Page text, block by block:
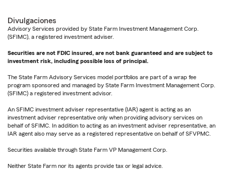
Divulgaciones
Advisory Services provided by State Farm Investment Management Corp.
(SFIMC), a registered investment adviser.
Securities are not FDIC insured, are not bank guaranteed and are subject to
investment risk, including possible loss of principal.
The State Farm Advisory Services model portfolios are part of a wrap fee
program sponsored and managed by State Farm Investment Management Corp.
(SFIMC) a registered investment advisor.
An SFIMC investment adviser representative (IAR) agent is acting as an
investment adviser representative only when providing advisory services on
behalf of SFIMC. In addition to acting as an investment adviser representative, an
IAR agent also may serve as a registered representative on behalf of SFVPMC.
Securities available through State Farm VP Management Corp.
Neither State Farm nor its agents provide tax or legal advice.